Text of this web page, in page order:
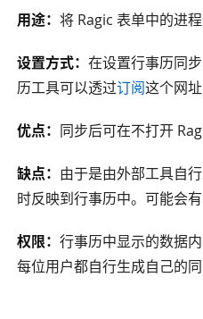
用途： 将 Ragic 表单中的进
设置方式： 在设置行事历同
历工具可以透过订阅这个网
优点： 同步后可在不打开
缺点： 由于是由外部工具自
时反映到行事历中。可能会
权限： 行事历中显示的数据
每位用户都自行生成自己的